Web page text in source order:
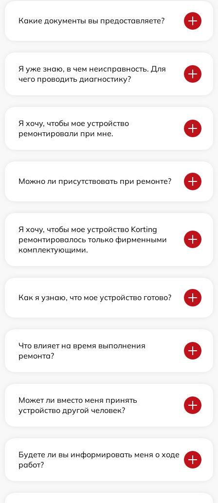
Какие документы вы предоставляете?
Я уже знаю, в чем неисправность. Для
чего проводить диагностику?
Я хочу, чтобы мое устройство
ремонтировали при мне.
Можно ли присутствовать при ремонте?
Я хочу, чтобы мое устройство Korting
ремонтировалось только фирменными
комплектующими.
Как я узнаю, что мое устройство готово?
Что влияет на время выполнения
ремонта?
Может ли вместо меня принять
устройство другой человек?
Будете ли вы информировать меня о ходе
работ?